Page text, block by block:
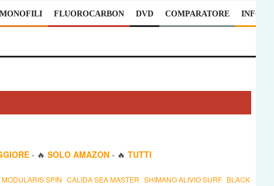
MONOFILI FLUOROCARBON DVD COMPARATORE INFO
- 🔥 SOLO AMAZON - 🔥 TUTTI
SPIN CALIDA SEA MASTER SHIMANO ALIVIO SURF BLACK